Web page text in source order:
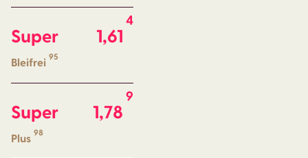
Super
Bleifrei 95
1,61
4
Super
Plus 98
1,78
9